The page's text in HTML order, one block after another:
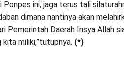
ini, jaga terus tali
dimana nantinya akan
Pemerintah Daerah Insya Allah
kita miliki,”tutupnya. (*)